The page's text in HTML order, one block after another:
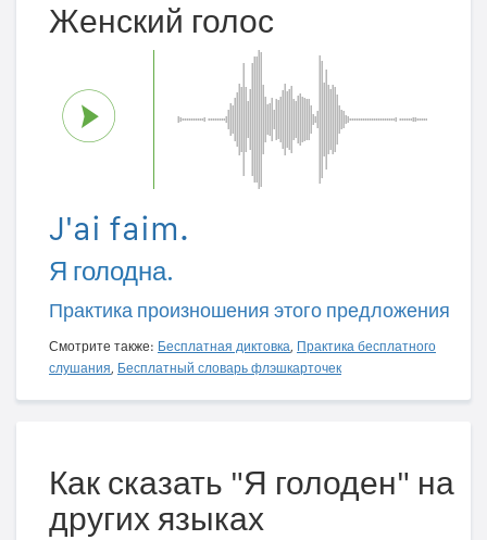
Женский голос
J'ai faim.
Я голодна.
Практика произношения этого предложения
Смотрите также: Бесплатная диктовка, Практика бесплатного
слушания, Бесплатный словарь флэшкарточек
Как сказать "Я голоден" на
других языках